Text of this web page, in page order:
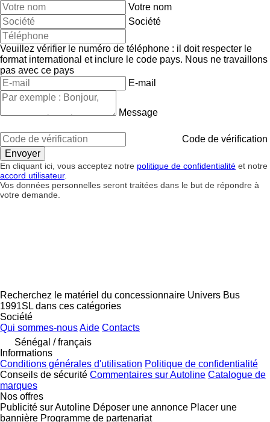
Votre nom
Société
Veuillez vérifier le numéro de téléphone : il doit respecter le
format international et inclure le code pays. Nous ne travaillons
pas avec ce pays
E-mail
Message
Code de vérification
En cliquant ici, vous acceptez notre politique de confidentialité et notre
accord utilisateur.
Vos données personnelles seront traitées dans le but de répondre à
votre demande.
Recherchez le matériel du concessionnaire Univers Bus
1991SL dans ces catégories
Société
Qui sommes-nousAide Contacts
Sénégal / français
Informations
Conditions générales d'utilisation Politique de confidentialité
Conseils de sécurité Commentaires sur Autoline Catalogue de
marques
Nos offres
Publicité sur Autoline Déposer une annonce Placer une
bannière Programme de partenariat